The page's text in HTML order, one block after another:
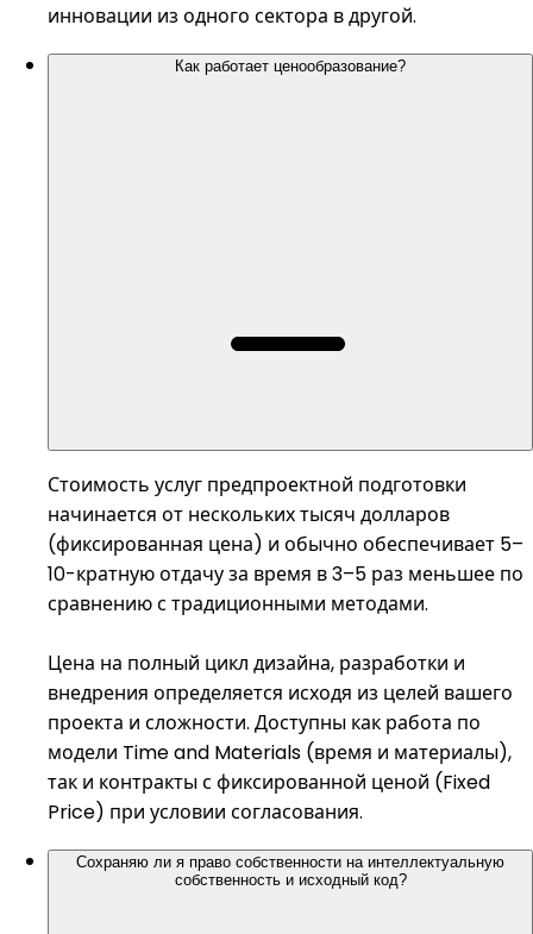
инновации из одного сектора в другой.
Как работает ценообразование?
Стоимость услуг предпроектной подготовки
начинается от нескольких тысяч долларов
(фиксированная цена) и обычно обеспечивает 5–
10-кратную отдачу за время в 3–5 раз меньшее по
сравнению с традиционными методами.
Цена на полный цикл дизайна, разработки и
внедрения определяется исходя из целей вашего
проекта и сложности. Доступны как работа по
модели Time and Materials (время и материалы),
так и контракты с фиксированной ценой (Fixed
Price) при условии согласования.
Сохраняю ли я право собственности на интеллектуальную
собственность и исходный код?